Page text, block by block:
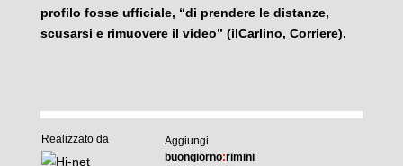
profilo fosse ufficiale, “di prendere le distanze,
scusarsi e rimuovere il video” (ilCarlino, Corriere).
Realizzato da
Aggiungi
buongiorno:rimini